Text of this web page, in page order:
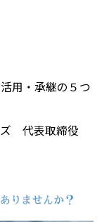
用・承継の５つ
ズ 代表取締役